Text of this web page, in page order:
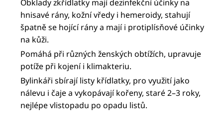
Obklady zkřídlatky mají dezinfekční účinky na
hnisavé rány, kožní vředy i hemeroidy, stahují
špatně se hojící rány a mají i protiplísňové účinky
na kůži.
Pomáhá při různých ženských obtížích, upravuje
potíže při kojení i klimakteriu.
Bylinkáři sbírají listy křídlatky, pro využití jako
nálevu i čaje a vykopávají kořeny, staré 2–3 roky,
nejlépe vlistopadu po opadu listů.